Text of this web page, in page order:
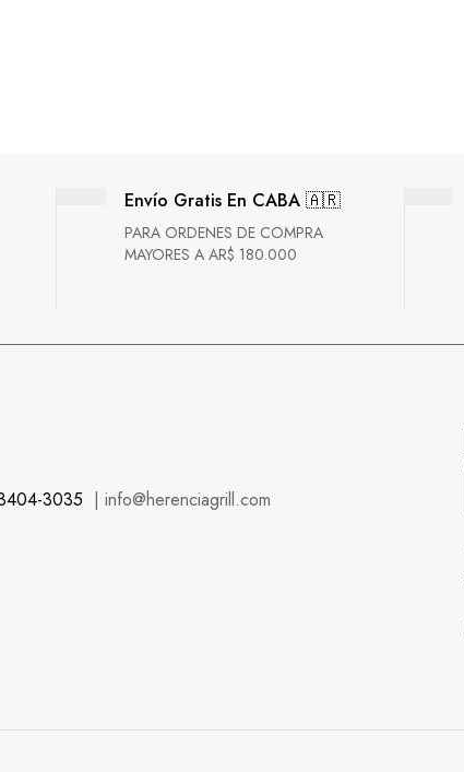
Envío Gratis En CABA 🇦🇷
PARA ORDENES DE COMPRA
MAYORES A AR$ 180.000
3035 | info@herenciagrill.com